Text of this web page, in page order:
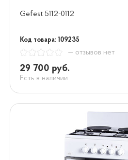
Gefest 5112-0112
Код товара: 109235
— отзывов нет
29 700 руб.
Есть в наличии